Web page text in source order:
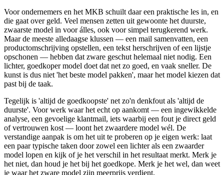
Voor ondernemers en het MKB schuilt daar een praktische les in, en
die gaat over geld. Veel mensen zetten uit gewoonte het duurste,
zwaarste model in voor álles, ook voor simpel terugkerend werk.
Maar de meeste alledaagse klussen — een mail samenvatten, een
productomschrijving opstellen, een tekst herschrijven of een lijstje
opschonen — hebben dat zware geschut helemaal niet nodig. Een
lichter, goedkoper model doet dat net zo goed, en vaak sneller. De
kunst is dus niet 'het beste model pakken', maar het model kiezen dat
past bij de taak.
Tegelijk is 'altijd de goedkoopste' net zo'n denkfout als 'altijd de
duurste'. Voor werk waar het echt op aankomt — een ingewikkelde
analyse, een gevoelige klantmail, iets waarbij een fout je direct geld
of vertrouwen kost — loont het zwaardere model wél. De
verstandige aanpak is om het uit te proberen op je eigen werk: laat
een paar typische taken door zowel een lichter als een zwaarder
model lopen en kijk of je het verschil in het resultaat merkt. Merk je
het niet, dan houd je het bij het goedkope. Merk je het wel, dan weet
je waar het zware model zijn meerprijs verdient.